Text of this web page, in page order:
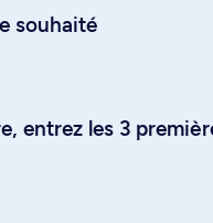
souhaité
entrez les 3